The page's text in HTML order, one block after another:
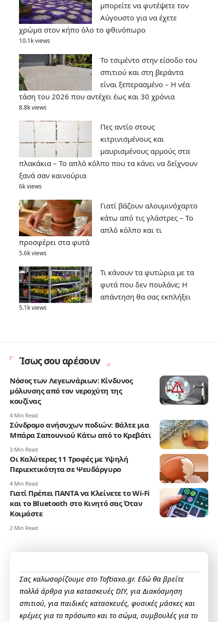
μπορείτε να φυτέψετε τον
Αύγουστο για να έχετε
χρώμα στον κήπο όλο το φθινόπωρο
10.1k views
Το τσιμέντο στην είσοδο του
σπιτιού και στη βεράντα
είναι ξεπερασμένο – Η νέα
τάση του 2026 που αντέχει έως και 30 χρόνια
8.8k views
Πες αντίο στους
κιτρινισμένους και
μαυρισμένους αρμούς στα
πλακάκια – Το απλό κόλπο που τα κάνει να δείχνουν
ξανά σαν καινούρια
6k views
Γιατί βάζουν αλουμινόχαρτο
κάτω από τις γλάστρες – Το
απλό κόλπο και τι
προσφέρει στα φυτά
5.6k views
Τι κάνουν τα φυτώρια με τα
φυτά που δεν πουλάνε; Η
απάντηση θα σας εκπλήξει
5.1k views
Ίσως σου αρέσουν
Νόσος των Λεγεωνάριων: Κίνδυνος
μόλυνσης από τον νεροχύτη της
κουζίνας
4 Min Read
Σύνδρομο ανήσυχων ποδιών: Βάλτε μια
Μπάρα Σαπουνιού Κάτω από το Κρεβάτι
3 Min Read
Οι Καλύτερες 11 Τροφές με Υψηλή
Περιεκτικότητα σε Ψευδάργυρο
4 Min Read
Γιατί Πρέπει ΠΑΝΤΑ να Κλείνετε το Wi-Fi
και το Bluetooth στο Κινητό σας Όταν
Κοιμάστε
2 Min Read
Σας καλωσορίζουμε στο Toftiaxa.gr. Εδώ θα βρείτε
πολλά άρθρα για κατασκευές DIY, για Διακόσμηση
σπιτιού, για παιδικές κατασκευές, φυσικές μάσκες και
κρέμες για το πρόσωπο και το σώμα, συμβουλές για το